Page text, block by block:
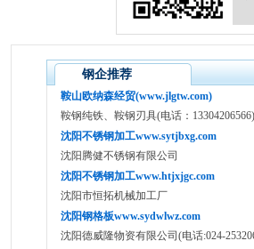
钢企推荐
鞍山欧纳森经贸(www.jlgtw.com)
鞍钢纯铁、鞍钢刃具(电话：13304206566)
沈阳不锈钢加工www.sytjbxg.com
沈阳腾健不锈钢有限公司
沈阳不锈钢加工www.htjxjgc.com
沈阳市恒拓机械加工厂
沈阳钢格板www.sydwlwz.com
沈阳德威隆物资有限公司(电话:024-